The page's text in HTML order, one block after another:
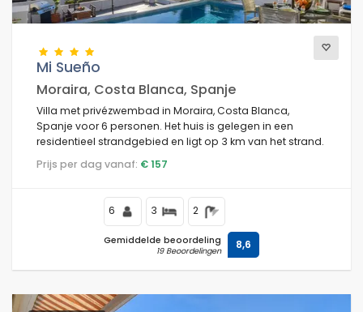
Mi Sueño
Moraira, Costa Blanca, Spanje
Villa met privézwembad in Moraira, Costa Blanca,
Spanje voor 6 personen. Het huis is gelegen in een
residentieel strandgebied en ligt op 3 km van het strand.
Prijs per dag vanaf: € 157
6 3 2
Gemiddelde beoordeling
19 Beoordelingen 8,6